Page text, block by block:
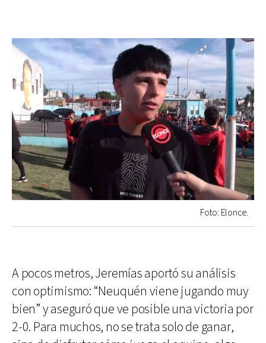
Foto: Elonce.
A pocos metros, Jeremías aportó su análisis
con optimismo: “Neuquén viene jugando muy
bien” y aseguró que ve posible una victoria por
2-0. Para muchos, no se trata solo de ganar,